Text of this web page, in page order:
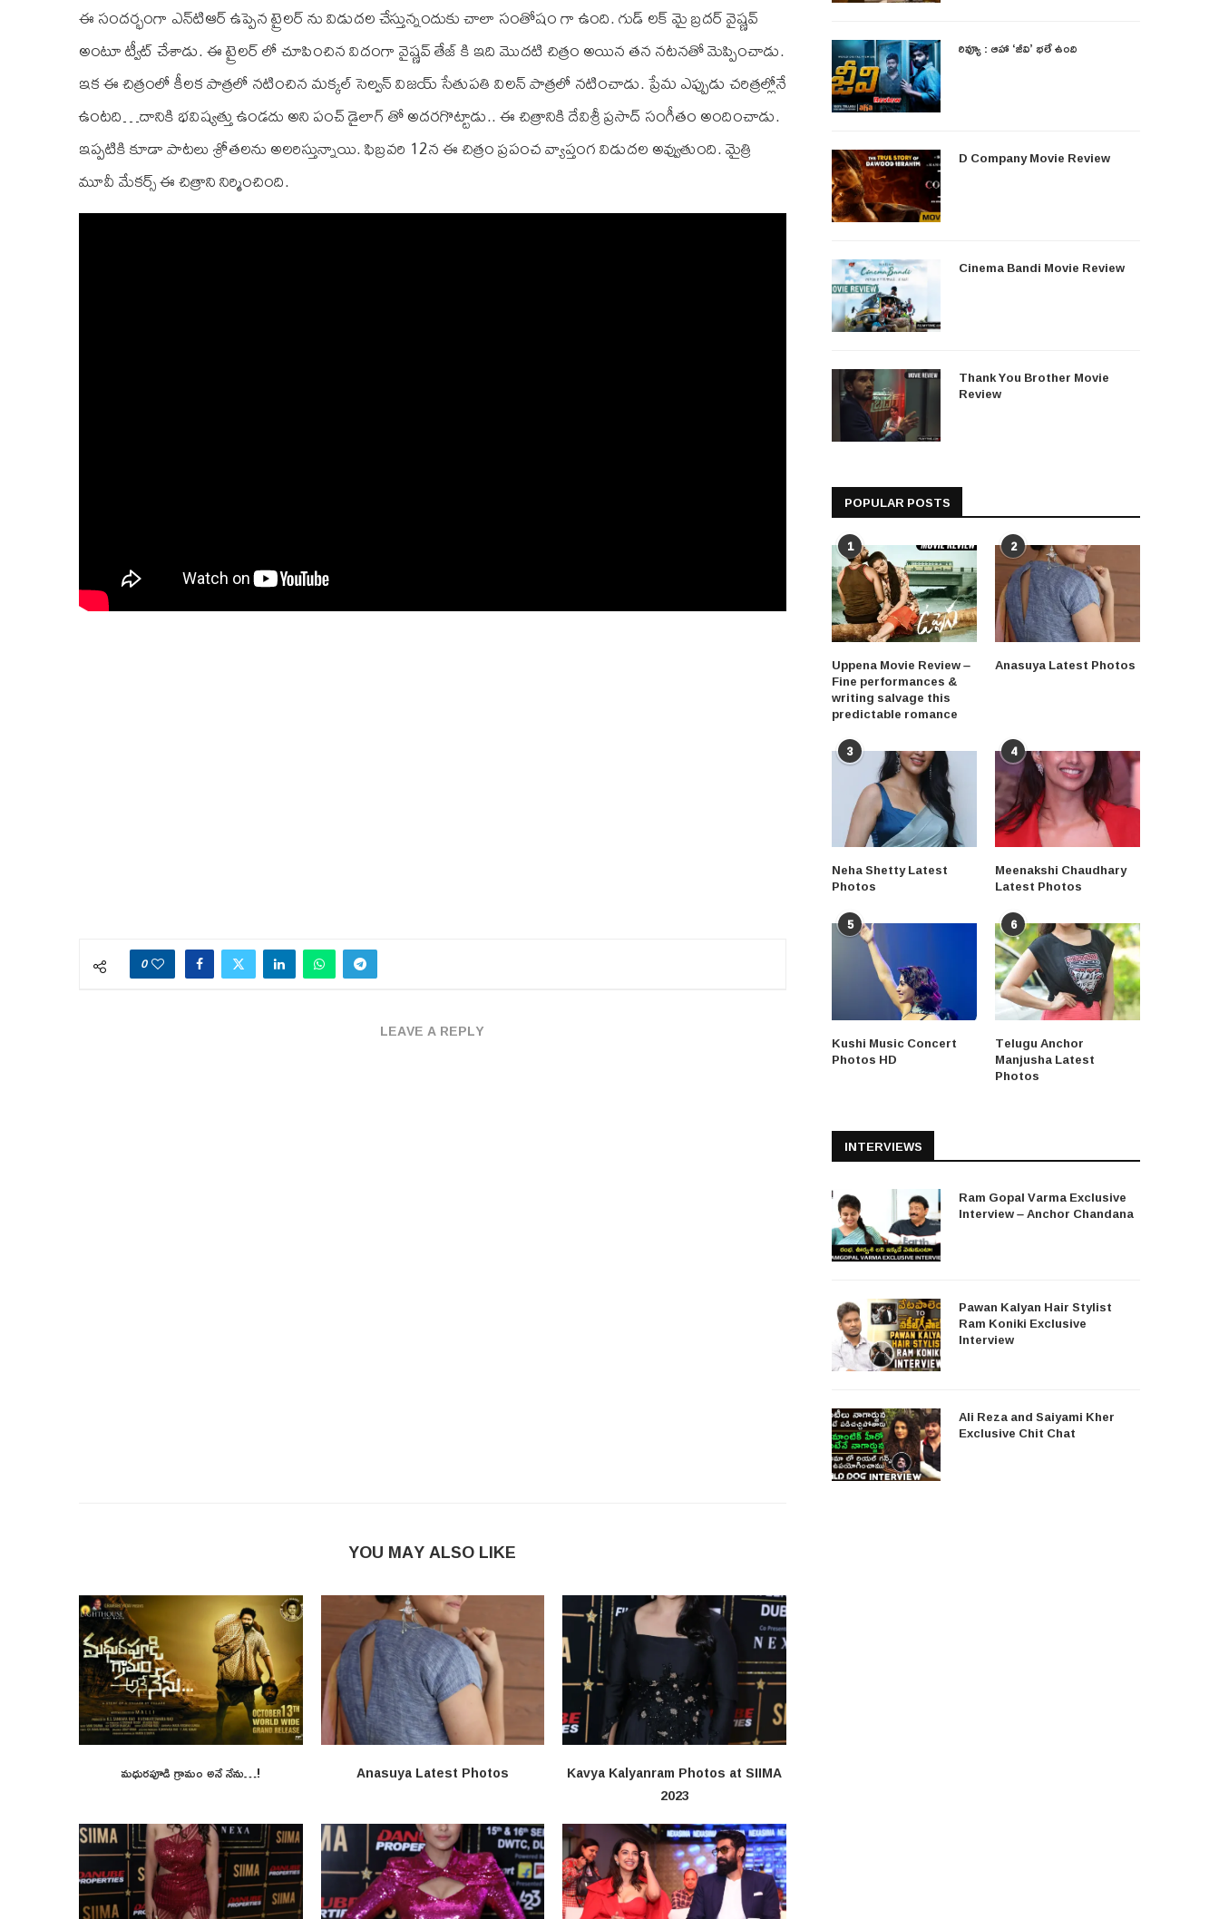
ఈ సందర్భంగా ఎన్‌టి‌ఆర్ ఉప్పెన ట్రైలర్ ను విడుదల చేస్తున్నందుకు చాలా సంతోషం గా ఉంది. గుడ్ లక్ మై బ్రదర్ వైష్ణవ్
అంటూ ట్వీట్ చేశాడు. ఈ ట్రైలర్ లో చూపించిన విదంగా వైష్ణవ్ తేజ్ కి ఇది మొదటి చిత్రం అయిన తన నటనతో మెప్పించాడు.
ఇక ఈ చిత్రంలో కీలక పాత్రలో నటించిన మక్కల్ సెల్వన్ విజయ్ సేతుపతి విలన్ పాత్రలో నటించాడు. ప్రేమ ఎప్పుడు చరిత్రల్లోనే
ఉంటది…దానికి భవిష్యత్తు ఉండదు అని పంచ్ డైలాగ్ తో అదరగొట్టాడు.. ఈ చిత్రానికి దేవిశ్రీ ప్రసాద్ సంగీతం అందించాడు.
ఇప్పటికి కూడా పాటలు శ్రోతలను అలరిస్తున్నాయి. ఫిబ్రవరి 12న ఈ చిత్రం ప్రపంచ వ్యాప్తంగ విడుదల అవ్వుతుంది. మైత్రి
మూవీ మేకర్స్ ఈ చిత్రాని నిర్మించింది.
0
LEAVE A REPLY
YOU MAY ALSO LIKE
మధురపూడి గ్రామం అనే నేను…! Anasuya Latest Photos
Kavya Kalyanram Photos at SIIMA
2023
రివ్యూ : ఆహా ‘జీవి’ భలే ఉంది
D Company Movie Review
Cinema Bandi Movie Review
Thank You Brother Movie
Review
POPULAR POSTS
1
Uppena Movie Review –
Fine performances &
writing salvage this
predictable romance
2
Anasuya Latest Photos
3
Neha Shetty Latest
Photos
4
Meenakshi Chaudhary
Latest Photos
5
Kushi Music Concert
Photos HD
6
Telugu Anchor
Manjusha Latest
Photos
INTERVIEWS
Ram Gopal Varma Exclusive
Interview – Anchor Chandana
Pawan Kalyan Hair Stylist
Ram Koniki Exclusive
Interview
Ali Reza and Saiyami Kher
Exclusive Chit Chat